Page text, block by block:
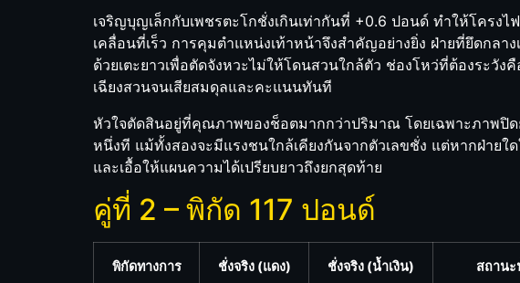
เจริญบุญเล็กกับเพชรตะโกชั่งเกินเท่ากันที่ +0.6 ปอนด์ ทำให้โคร
เคลื่อนที่เร็ว การคุมตำแหน่งเท้าหน้าจึงสำคัญอย่างยิ่ง ฝ่ายที่ยึดกล
ด้วยเตะยาวเพื่อตัดจังหวะไม่ให้โดนสวนใกล้ตัว ช่องโหว่ที่ต้องระวั
เฉียงสวนจนเสียสมดุลและคะแนนทันที
หัวใจตัดสินอยู่ที่คุณภาพของช็อตมากกว่าปริมาณ โดยเฉพาะภาพปิด
หนึ่งที แม้ทั้งสองจะมีแรงชนใกล้เคียงกันจากตัวเลขชั่ง แต่หากฝ่าย
และเอื้อให้แผนความได้เปรียบยาวถึงยกสุดท้าย
คู่ที่ 2 – พิกัด 117 ปอนด์
พิกัดทางการ ชั่งจริง (แดง) ชั่งจริง (น้ำเงิน) สถาน